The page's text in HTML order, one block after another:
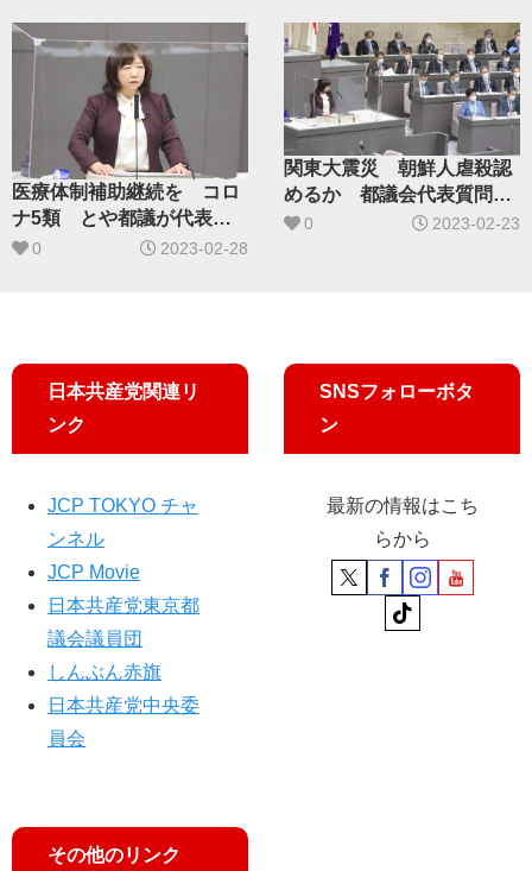
医療体制補助継続を コロ
ナ5類 とや都議が代表質
問0 2023-02-28
関東大震災 朝鮮人虐殺認
めるか 都議会代表質問
とや氏追及 知事は史実に
0 2023-02-23
日本共産党関連リ
ンク
JCP TOKYO チャ
ンネル
JCP Movie
日本共産党東京都
議会議員団
しんぶん赤旗
日本共産党中央委
員会
その他のリンク
SNSフォローボタ
ン
最新の情報はこち
らから